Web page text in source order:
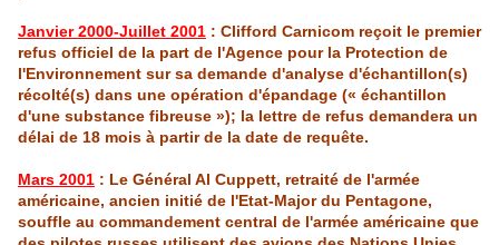
Janvier 2000-Juillet 2001 : Clifford Carnicom reçoit le premier
refus officiel de la part de l'Agence pour la Protection de
l'Environnement sur sa demande d'analyse d'échantillon(s)
récolté(s) dans une opération d'épandage (« échantillon
d'une substance fibreuse »); la lettre de refus demandera un
délai de 18 mois à partir de la date de requête.
Mars 2001 : Le Général Al Cuppett, retraité de l'armée
américaine, ancien initié de l'Etat-Major du Pentagone,
souffle au commandement central de l'armée américaine que